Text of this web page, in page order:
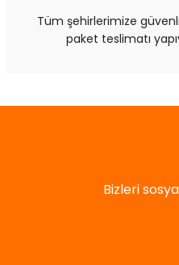
Tüm şehirlerimize
paket teslimatı
Bizleri